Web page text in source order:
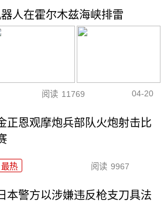
人在霍尔木兹海峡排雷
阅读 11769 04-20
正恩观摩炮兵部队火炮射击比
最热 阅读 9967
本警方以涉嫌违反枪支刀具法